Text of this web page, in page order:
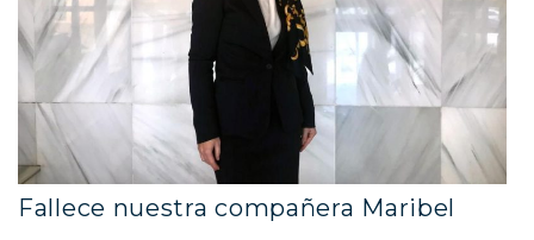
Fallece nuestra compañera Maribel